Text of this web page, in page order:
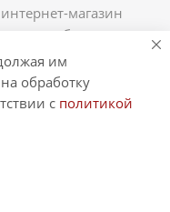
магазин
об авторских
Рогов
ОГРНИП
им
обработку
с политикой